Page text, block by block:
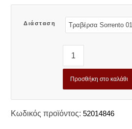
Διάσταση
Προσθήκη στο καλάθι
Κωδικός προϊόντος: 52014846